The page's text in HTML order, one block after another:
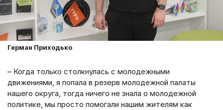
Герман Приходько
– Когда только столкнулась с молодежными
движениями, я попала в резерв молодежной палаты
нашего округа, тогда ничего не знала о молодежной
политике, мы просто помогали нашим жителям как